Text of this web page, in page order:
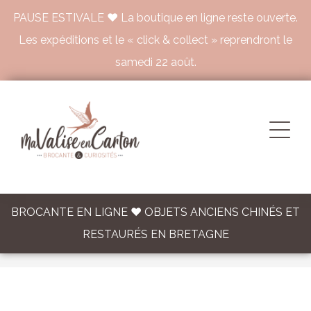
PAUSE ESTIVALE ♥ La boutique en ligne reste ouverte.
Les expéditions et le « click & collect » reprendront le
samedi 22 août.
BROCANTE EN LIGNE ♥ OBJETS ANCIENS CHINÉS ET
RESTAURÉS EN BRETAGNE